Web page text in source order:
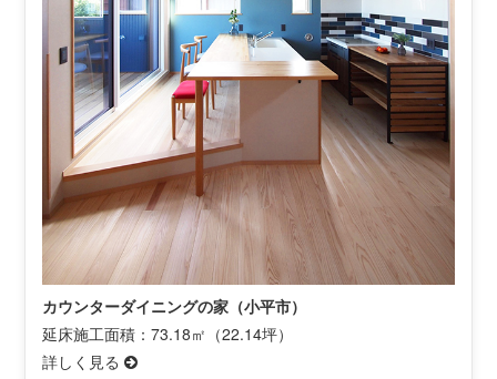
カウンターダイニングの家（小平市）
延床施工面積：73.18㎡（22.14坪）
詳しく見る